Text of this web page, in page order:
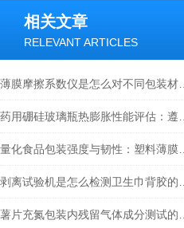
相关文章
RELEVANT ARTICLES